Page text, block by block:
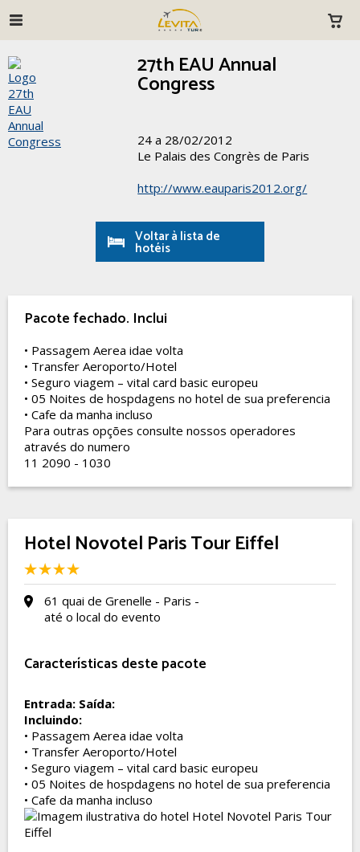
27th EAU Annual
Congress
24 a 28/02/2012
Le Palais des Congrès de Paris
http://www.eauparis2012.org/
Voltar à lista de
hotéis
Pacote fechado. Inclui
• Passagem Aerea idae volta
• Transfer Aeroporto/Hotel
• Seguro viagem – vital card basic europeu
• 05 Noites de hospdagens no hotel de sua preferencia
• Cafe da manha incluso
Para outras opções consulte nossos operadores
através do numero
11 2090 - 1030
Hotel Novotel Paris Tour Eiffel
61 quai de Grenelle - Paris -
até o local do evento
Características deste pacote
Entrada: Saída:
Incluindo:
• Passagem Aerea idae volta
• Transfer Aeroporto/Hotel
• Seguro viagem – vital card basic europeu
• 05 Noites de hospdagens no hotel de sua preferencia
• Cafe da manha incluso